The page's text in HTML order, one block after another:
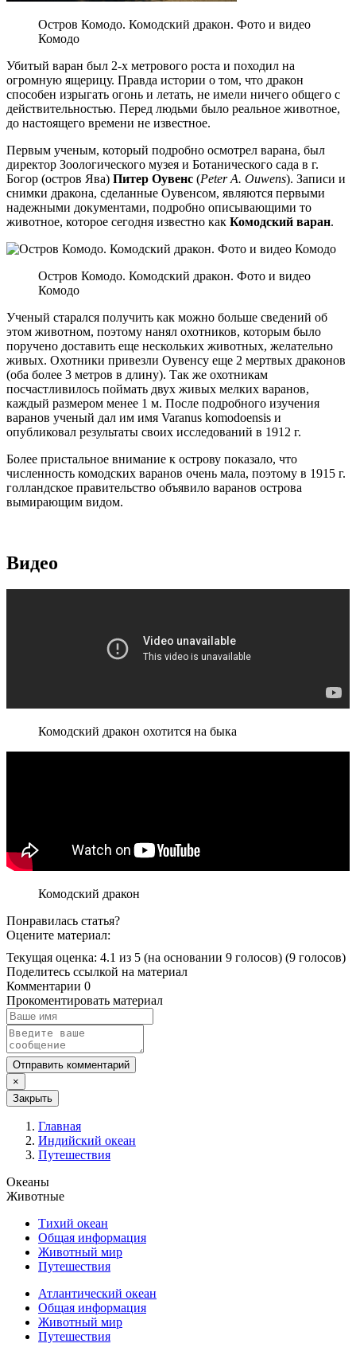
Остров Комодо. Комодский дракон. Фото и видео
Комодо
Убитый варан был 2-х метрового роста и походил на
огромную ящерицу. Правда истории о том, что дракон
способен изрыгать огонь и летать, не имели ничего общего с
действительностью. Перед людьми было реальное животное,
до настоящего времени не известное.
Первым ученым, который подробно осмотрел варана, был
директор Зоологического музея и Ботанического сада в г.
Богор (остров Ява) Питер Оувенс (Peter A. Ouwens). Записи и
снимки дракона, сделанные Оувенсом, являются первыми
надежными документами, подробно описывающими то
животное, которое сегодня известно как Комодский варан.
Остров Комодо. Комодский дракон. Фото и видео
Комодо
Ученый старался получить как можно больше сведений об
этом животном, поэтому нанял охотников, которым было
поручено доставить еще нескольких животных, желательно
живых. Охотники привезли Оувенсу еще 2 мертвых драконов
(оба более 3 метров в длину). Так же охотникам
посчастливилось поймать двух живых мелких варанов,
каждый размером менее 1 м. После подробного изучения
варанов ученый дал им имя Varanus komodoensis и
опубликовал результаты своих исследований в 1912 г.
Более пристальное внимание к острову показало, что
численность комодских варанов очень мала, поэтому в 1915 г.
голландское правительство объявило варанов острова
вымирающим видом.
Видео
Комодский дракон охотится на быка
Комодский дракон
Понравилась статья?
Оцените материал:
Текущая оценка: 4.1 из 5 (на основании 9 голосов) (9 голосов)
Поделитесь ссылкой на материал
Комментарии 0
Прокоментировать материал
Отправить комментарий
×
Закрыть
Главная
Индийский океан
Путешествия
Океаны
Животные
Тихий океан
Общая информация
Животный мир
Путешествия
Атлантический океан
Общая информация
Животный мир
Путешествия